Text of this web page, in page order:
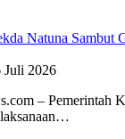
Natuna Sambut
Juli 2026
– Pemerintah